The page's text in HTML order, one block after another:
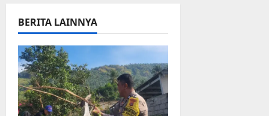
g
a
t
BERITA LAINNYA